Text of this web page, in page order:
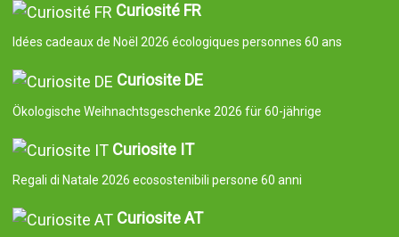
Curiosité FR
Idées cadeaux de Noël 2026 écologiques personnes 60 ans
Curiosite DE
Ökologische Weihnachtsgeschenke 2026 für 60-jährige
Curiosite IT
Regali di Natale 2026 ecosostenibili persone 60 anni
Curiosite AT